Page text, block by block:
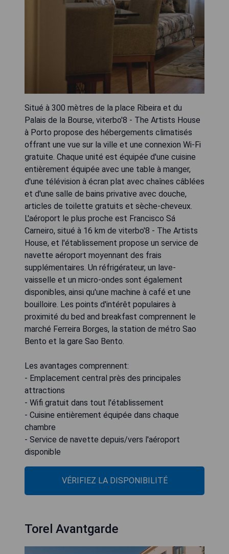
Situé à 300 mètres de la place Ribeira et du
Palais de la Bourse, viterbo'8 - The Artists House
à Porto propose des hébergements climatisés
offrant une vue sur la ville et une connexion Wi-Fi
gratuite. Chaque unité est équipée d'une cuisine
entièrement équipée avec une table à manger,
d'une télévision à écran plat avec chaînes câblées
et d'une salle de bains privative avec douche,
articles de toilette gratuits et sèche-cheveux.
L'aéroport le plus proche est Francisco Sá
Carneiro, situé à 16 km de viterbo'8 - The Artists
House, et l'établissement propose un service de
navette aéroport moyennant des frais
supplémentaires. Un réfrigérateur, un lave-
vaisselle et un micro-ondes sont également
disponibles, ainsi qu'une machine à café et une
bouilloire. Les points d'intérêt populaires à
proximité du bed and breakfast comprennent le
marché Ferreira Borges, la station de métro Sao
Bento et la gare Sao Bento.
Les avantages comprennent:
- Emplacement central près des principales
attractions
- Wifi gratuit dans tout l'établissement
- Cuisine entièrement équipée dans chaque
chambre
- Service de navette depuis/vers l'aéroport
disponible
VÉRIFIEZ LA DISPONIBILITÉ
Torel Avantgarde